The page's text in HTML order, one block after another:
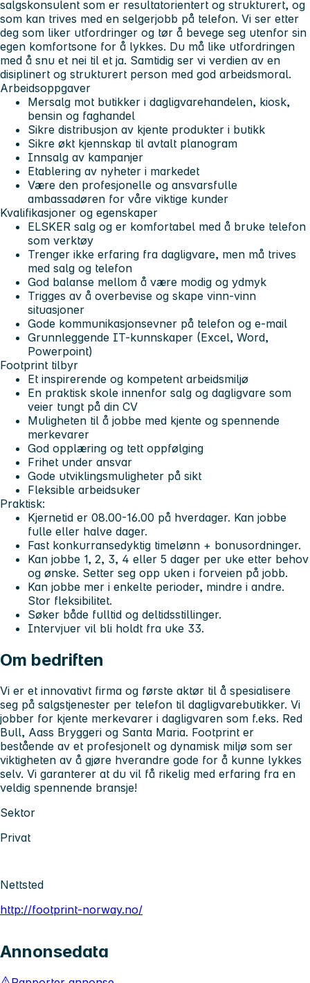
salgskonsulent som er resultatorientert og strukturert, og
som kan trives med en selgerjobb på telefon. Vi ser etter
deg som liker utfordringer og tør å bevege seg utenfor sin
egen komfortsone for å lykkes. Du må like utfordringen
med å snu et nei til et ja. Samtidig ser vi verdien av en
disiplinert og strukturert person med god arbeidsmoral.
Arbeidsoppgaver
Mersalg mot butikker i dagligvarehandelen, kiosk,
bensin og faghandel
Sikre distribusjon av kjente produkter i butikk
Sikre økt kjennskap til avtalt planogram
Innsalg av kampanjer
Etablering av nyheter i markedet
Være den profesjonelle og ansvarsfulle
ambassadøren for våre viktige kunder
Kvalifikasjoner og egenskaper
ELSKER salg og er komfortabel med å bruke telefon
som verktøy
Trenger ikke erfaring fra dagligvare, men må trives
med salg og telefon
God balanse mellom å være modig og ydmyk
Trigges av å overbevise og skape vinn-vinn
situasjoner
Gode kommunikasjonsevner på telefon og e-mail
Grunnleggende IT-kunnskaper (Excel, Word,
Powerpoint)
Footprint tilbyr
Et inspirerende og kompetent arbeidsmiljø
En praktisk skole innenfor salg og dagligvare som
veier tungt på din CV
Muligheten til å jobbe med kjente og spennende
merkevarer
God opplæring og tett oppfølging
Frihet under ansvar
Gode utviklingsmuligheter på sikt
Fleksible arbeidsuker
Praktisk:
Kjernetid er 08.00-16.00 på hverdager. Kan jobbe
fulle eller halve dager.
Fast konkurransedyktig timelønn + bonusordninger.
Kan jobbe 1, 2, 3, 4 eller 5 dager per uke etter behov
og ønske. Setter seg opp uken i forveien på jobb.
Kan jobbe mer i enkelte perioder, mindre i andre.
Stor fleksibilitet.
Søker både fulltid og deltidsstillinger.
Intervjuer vil bli holdt fra uke 33.
Om bedriften
Vi er et innovativt firma og første aktør til å spesialisere
seg på salgstjenester per telefon til dagligvarebutikker. Vi
jobber for kjente merkevarer i dagligvaren som f.eks. Red
Bull, Aass Bryggeri og Santa Maria. Footprint er
bestående av et profesjonelt og dynamisk miljø som ser
viktigheten av å gjøre hverandre gode for å kunne lykkes
selv. Vi garanterer at du vil få rikelig med erfaring fra en
veldig spennende bransje!
Sektor
Privat
Nettsted
http://footprint-norway.no/
Annonsedata